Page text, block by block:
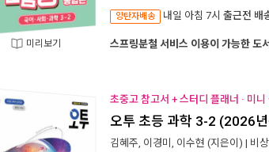
미리보기
양탄자배송 내일 아침 7시 출근전 배
스프링분철 서비스 이용이 가능한 도
초중고 참고서 + 스터디 플래너 · 미
오투 초등 과학 3-2 (2026
김혜주, 이경미 , 이수현 (지은이) | 비